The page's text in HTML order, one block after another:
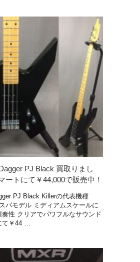
PJ Black 買取りまし
ートにて￥44,000で販売中！
PJ Black Killerの代表機種
パモデル ミディアムスケールに
奏性 クリアでパワフルなサウンド
￥44 …